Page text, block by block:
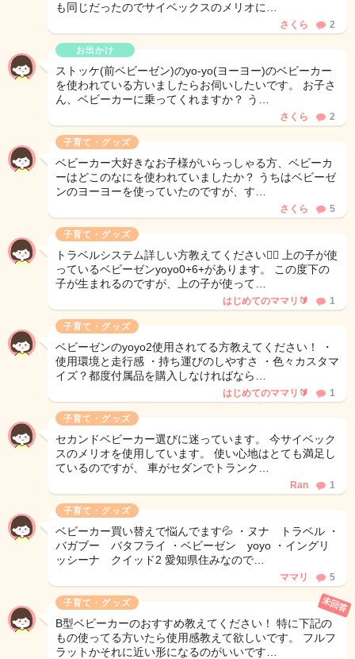
も同じだったのでサイベックスのメリオに…
さくら 2
お出かけ
ストッケ(前ベビーゼン)のyo-yo(ヨーヨー)のベビーカー
を使われている方いましたらお伺いしたいです。 お子さ
ん、ベビーカーに乗ってくれますか？ う…
さくら 2
子育て・グッズ
ベビーカー大好きなお子様がいらっしゃる方、ベビーカ
ーはどこのなにを使われていましたか？ うちはベビーゼ
ンのヨーヨーを使っていたのですが、す…
さくら 5
子育て・グッズ
トラベルシステム詳しい方教えてください🙇‍♀️ 上の子が使
っているベビーゼンyoyo0+6+があります。 この度下の
子が生まれるのですが、上の子が使って…
はじめてのママリ🔰 1
子育て・グッズ
ベビーゼンのyoyo2使用されてる方教えてください！ ・
使用環境と走行感 ・持ち運びのしやすさ ・色々カスタマ
イズ？都度付属品を購入しなければなら…
はじめてのママリ🔰 1
子育て・グッズ
セカンドベビーカー選びに迷っています。 今サイベック
スのメリオを使用しています。 使い心地はとても満足し
ているのですが、 車がセダンでトランク…
Ran 1
子育て・グッズ
ベビーカー買い替えで悩んでます💦 ・ヌナ トラベル ・
バガブー バタフライ ・ベビーゼン yoyo ・イングリ
ッシーナ クイッド2 愛知県住みなので…
ママリ 5
子育て・グッズ
B型ベビーカーのおすすめ教えてください！ 特に下記の
もの使ってる方いたら使用感教えて欲しいです。 フルフ
ラットかそれに近い形になるのがいいです…
未回答